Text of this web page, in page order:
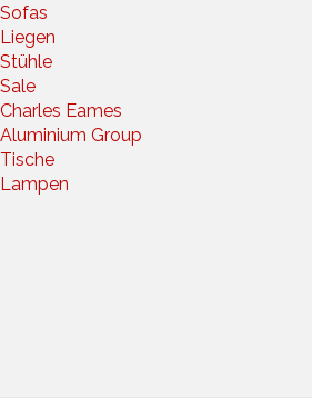
Sofas
Liegen
Stühle
Sale
Charles Eames
Aluminium Group
Tische
Lampen